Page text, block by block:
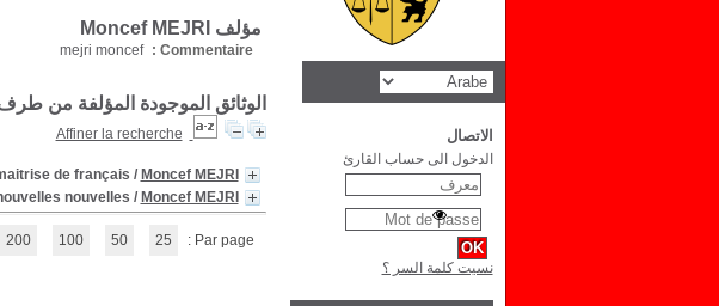
مؤلف Moncef MEJRI
Commentaire :
mejri moncef
الوثائق الموجودة المؤلفة من
Affiner la recherche
de français / Moncef MEJRI
nouvelles / Moncef MEJRI
Par page :
25
50
100
200
الاتصال
الدخول الى حساب القارئ
نسيت كلمة السر ؟